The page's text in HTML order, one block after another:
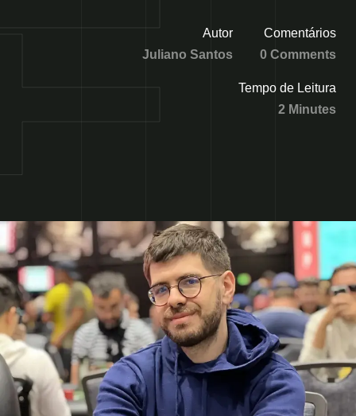
Autor
Juliano Santos
Comentários
0 Comments
Tempo de Leitura
2 Minutes